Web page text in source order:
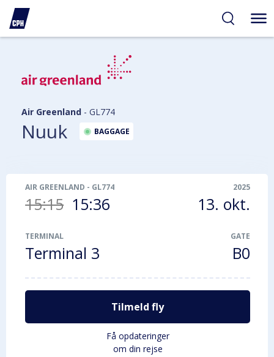
Air Greenland - GL774
Nuuk BAGGAGE
AIR GREENLAND - GL774
15:15 15:36
2025
13. okt.
TERMINAL
Terminal 3
GATE
B0
Tilmeld fly
Få opdateringer
om din rejse